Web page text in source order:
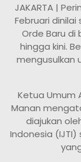
JAKARTA |
Februari
Orde Baru di
hingga kini.
mengusulkan
Ketua Umum
Manan
diajukan
Indonesia